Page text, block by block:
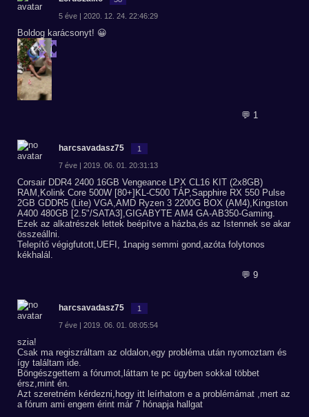
5 éve | 2020. 12. 24. 22:46:29
Boldog karácsonyt! 😀
💬 1
harcsavadasz75 1
7 éve | 2019. 06. 01. 20:31:13
Corsair DDR4 2400 16GB Vengeance LPX CL16 KIT (2x8GB)
RAM,Kolink Core 500W [80+]KL-C500 TÁP,Sapphire RX 550 Pulse
2GB GDDR5 (Lite) VGA,AMD Ryzen 3 2200G BOX (AM4),Kingston
A400 480GB [2.5"/SATA3],GIGABYTE AM4 GA-AB350-Gaming.
Ezek az alkatrészek lettek beépítve a házba,és az Istennek se akar
összeállni.
Telepítő végigfutott,UEFI, 1napig semmi gond,azóta folytonos
kékhalál.
💬 9
harcsavadasz75 1
7 éve | 2019. 06. 01. 08:05:54
szia!
Csak ma regiszráltam az oldalon,egy probléma után nyomoztam és
így találtam ide.
Böngészgettem a fórumot,láttam te pc ügyben sokkal többet
érsz,mint én.
Azt szeretném kérdezni,hogy itt leírhatom e a problémámat ,mert az
a fórum ami engem érint már 7 hónapja hallgat